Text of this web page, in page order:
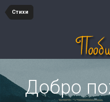
Стихи
Добро